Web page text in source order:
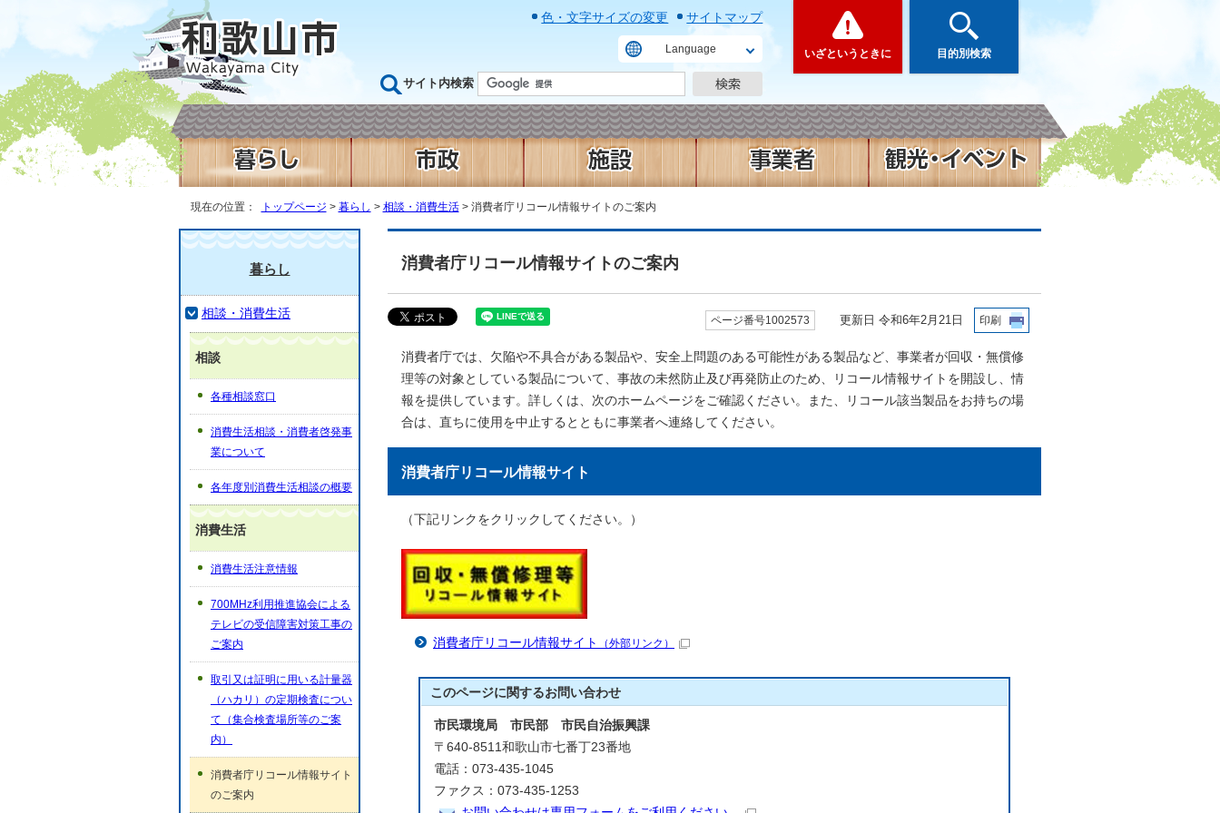
色・文字サイズの変更 サイトマップ
Language
サイト内検索
いざというときに 目的別検索
現在の位置： トップページ > 暮らし > 相談・消費生活> 消費者庁リコール情報サイトのご案内
消費者庁リコール情報サイトのご案内
ページ番号1002573 更新日 令和6年2月21日 印刷
消費者庁では、欠陥や不具合がある製品や、安全上問題のある可能性がある製品など、事業者が回収・無償修
理等の対象としている製品について、事故の未然防止及び再発防止のため、リコール情報サイトを開設し、情
報を提供しています。詳しくは、次のホームページをご確認ください。また、リコール該当製品をお持ちの場
合は、直ちに使用を中止するとともに事業者へ連絡してください。
消費者庁リコール情報サイト
（下記リンクをクリックしてください。）
消費者庁リコール情報サイト （外部リンク）
このページに関するお問い合わせ
市民環境局 市民部 市民自治振興課
〒640-8511和歌山市七番丁23番地
電話：073-435-1045
ファクス：073-435-1253
暮らし
相談・消費生活
相談
各種相談窓口
消費生活相談・消費者啓発事
業について
各年度別消費生活相談の概要
消費生活
消費生活注意情報
700MHz利用推進協会による
テレビの受信障害対策工事の
ご案内
取引又は証明に用いる計量器
（ハカリ）の定期検査につい
て（集合検査場所等のご案
内）
消費者庁リコール情報サイト
のご案内